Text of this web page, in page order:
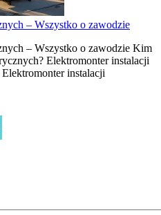
– Wszystko o zawodzie
– Wszystko o zawodzie Kim
Elektromonter instalacji
instalacji